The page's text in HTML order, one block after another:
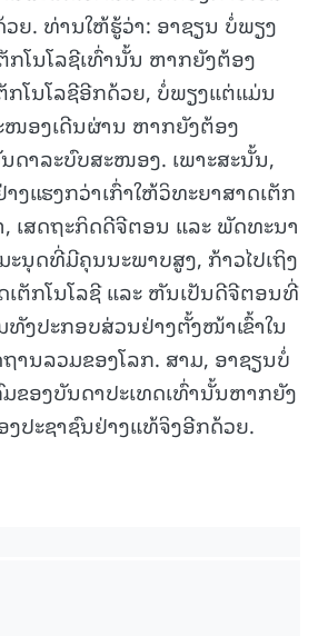
ຍ. ທ່ານໃຫ້ຮູ້ວ່າ: ອາຊຽນ ບໍ່ພຽງ
ກໂນໂລຊີເທົ່ານັ້ນ ຫາກຍັງຕ້ອງ
ກໂນໂລຊີອີກດ້ວຍ, ບໍ່ພຽງແຕ່ແມ່ນ
ອງເດີນຜ່ານ ຫາກຍັງຕ້ອງ
ດາລະບົບສະໜອງ. ເພາະສະນັ້ນ,
ງແຮງກວ່າເກົ່າໃຫ້ວິທະຍາສາດເຕັກ
, ເສດຖະກິດດີຈີຕອນ ແລະ ພັດທະນາ
ນຸດທີ່ມີຄຸນນະພາບສູງ, ກ້າວໄປເຖິງ
ເຕັກໂນໂລຊີ ແລະ ຫັນເປັນດີຈີຕອນທີ່
ງປະກອບສ່ວນຢ່າງຕັ້ງໜ້າເຂົ້າໃນ
ານລວມຂອງໂລກ. ສາມ, ອາຊຽນບໍ່
ຂອງບັນດາປະເທດເທົ່ານັ້ນຫາກຍັງ
ງປະຊາຊົນຢ່າງແທ້ຈິງອີກດ້ວຍ.